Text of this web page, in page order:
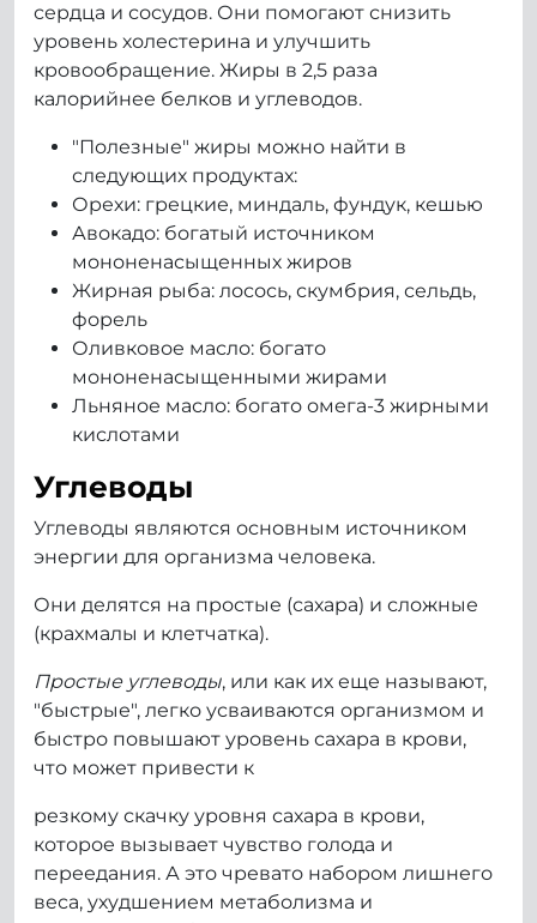
сердца и сосудов. Они помогают снизить
уровень холестерина и улучшить
кровообращение. Жиры в 2,5 раза
калорийнее белков и углеводов.
"Полезные" жиры можно найти в
следующих продуктах:
Орехи: грецкие, миндаль, фундук, кешью
Авокадо: богатый источником
мононенасыщенных жиров
Жирная рыба: лосось, скумбрия, сельдь,
форель
Оливковое масло: богато
мононенасыщенными жирами
Льняное масло: богато омега-3 жирными
кислотами
Углеводы
Углеводы являются основным источником
энергии для организма человека.
Они делятся на простые (сахара) и сложные
(крахмалы и клетчатка).
Простые углеводы, или как их еще называют,
"быстрые", легко усваиваются организмом и
быстро повышают уровень сахара в крови,
что может привести к
резкому скачку уровня сахара в крови,
которое вызывает чувство голода и
переедания. А это чревато набором лишнего
веса, ухудшением метаболизма и